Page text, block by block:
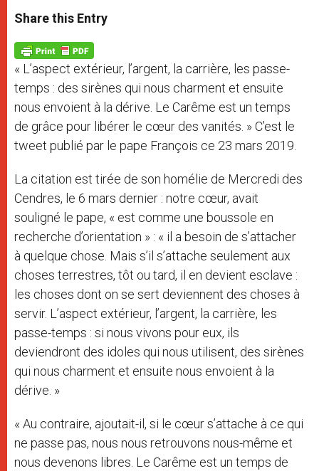
t
s
p
p
s
e
g
e
r
e
b
o
k
Share this Entry
« L’aspect extérieur, l’argent, la carrière, les passe-
temps : des sirènes qui nous charment et ensuite
nous envoient à la dérive. Le Carême est un temps
de grâce pour libérer le cœur des vanités. » C’est le
tweet publié par le pape François ce 23 mars 2019.
La citation est tirée de son homélie de Mercredi des
Cendres, le 6 mars dernier : notre cœur, avait
souligné le pape, « est comme une boussole en
recherche d’orientation » : « il a besoin de s’attacher
à quelque chose. Mais s’il s’attache seulement aux
choses terrestres, tôt ou tard, il en devient esclave :
les choses dont on se sert deviennent des choses à
servir. L’aspect extérieur, l’argent, la carrière, les
passe-temps : si nous vivons pour eux, ils
deviendront des idoles qui nous utilisent, des sirènes
qui nous charment et ensuite nous envoient à la
dérive. »
« Au contraire, ajoutait-il, si le cœur s’attache à ce qui
ne passe pas, nous nous retrouvons nous-même et
nous devenons libres. Le Carême est un temps de